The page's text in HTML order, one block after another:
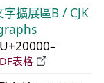
字擴展區B / CJK
表格